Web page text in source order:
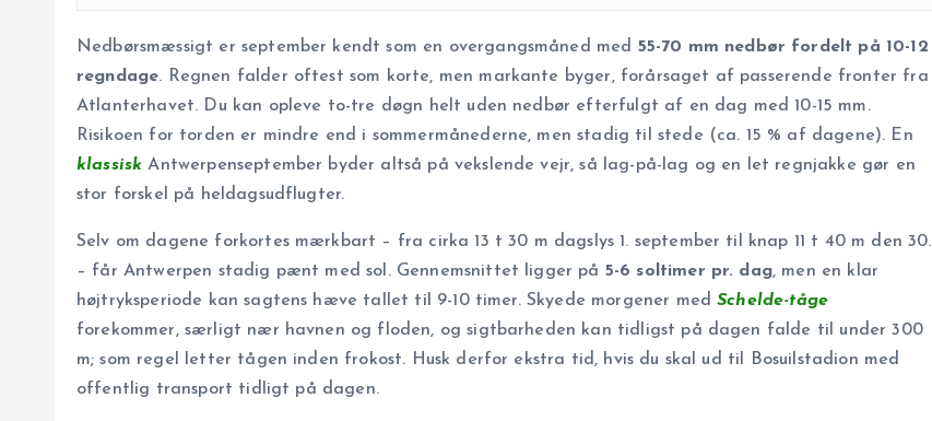
Nedbørsmæssigt er september kendt som en overgangsmåned med 55-70 mm nedbør fordelt på 10-12
regndage. Regnen falder oftest som korte, men markante byger, forårsaget af passerende fronter fra
Atlanterhavet. Du kan opleve to-tre døgn helt uden nedbør efterfulgt af en dag med 10-15 mm.
Risikoen for torden er mindre end i sommermånederne, men stadig til stede (ca. 15 % af dagene). En
klassisk Antwerpenseptember byder altså på vekslende vejr, så lag-på-lag og en let regnjakke gør en
stor forskel på heldagsudflugter.
Selv om dagene forkortes mærkbart – fra cirka 13 t 30 m dagslys 1. september til knap 11 t 40 m den 30.
– får Antwerpen stadig pænt med sol. Gennemsnittet ligger på 5-6 soltimer pr. dag, men en klar
højtryksperiode kan sagtens hæve tallet til 9-10 timer. Skyede morgener medSchelde-tåge
forekommer, særligt nær havnen og floden, og sigtbarheden kan tidligst på dagen falde til under 300
m; som regel letter tågen inden frokost. Husk derfor ekstra tid, hvis du skal ud til Bosuilstadion med
offentlig transport tidligt på dagen.